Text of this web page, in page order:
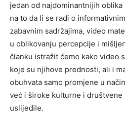
jedan od najdominantnijih
na to da li se radi o
zabavnim sadržajima, video
u oblikovanju percepcije i
članku istražit ćemo kako video
koje su njihove prednosti, ali i
obuhvata samo promjene u
već i široke kulturne i
uslijedile.